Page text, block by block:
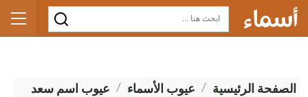
الصفحة الرئيسية عيوب الأسماء عيوب اسم سعد